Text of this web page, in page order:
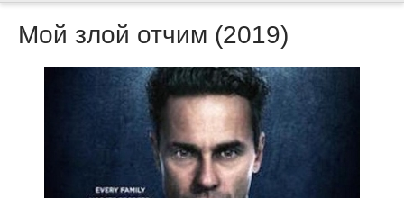
Мой злой отчим (2019)